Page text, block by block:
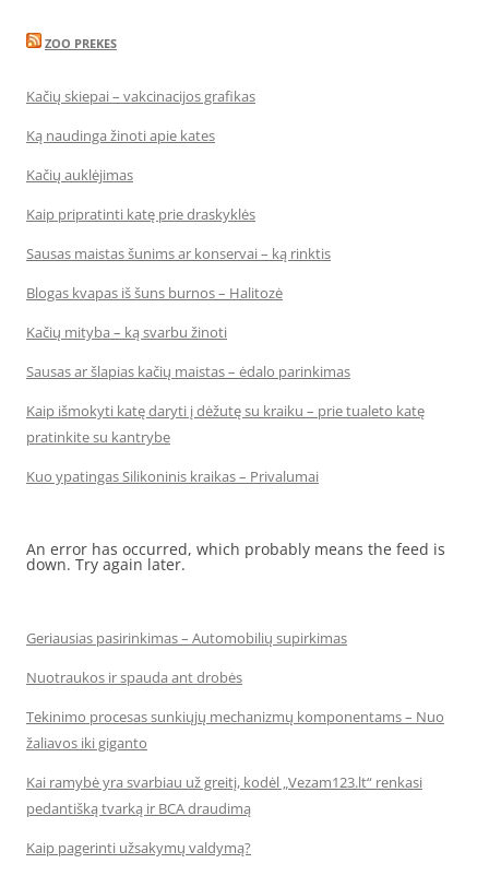
ZOO PREKES
Kačių skiepai – vakcinacijos grafikas
Ką naudinga žinoti apie kates
Kačių auklėjimas
Kaip pripratinti katę prie draskyklės
Sausas maistas šunims ar konservai – ką rinktis
Blogas kvapas iš šuns burnos – Halitozė
Kačių mityba – ką svarbu žinoti
Sausas ar šlapias kačių maistas – ėdalo parinkimas
Kaip išmokyti katę daryti į dėžutę su kraiku – prie tualeto katę
pratinkite su kantrybe
Kuo ypatingas Silikoninis kraikas – Privalumai
An error has occurred, which probably means the feed is
down. Try again later.
Geriausias pasirinkimas – Automobilių supirkimas
Nuotraukos ir spauda ant drobės
Tekinimo procesas sunkiųjų mechanizmų komponentams – Nuo
žaliavos iki giganto
Kai ramybė yra svarbiau už greitį, kodėl „Vezam123.lt“ renkasi
pedantišką tvarką ir BCA draudimą
Kaip pagerinti užsakymų valdymą?